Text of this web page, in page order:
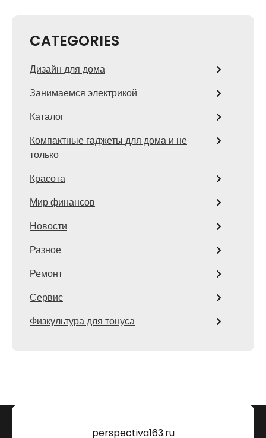
CATEGORIES
Дизайн для дома
Занимаемся электрикой
Каталог
Компактные гаджеты для дома и не
только
Красота
Мир финансов
Новости
Разное
Ремонт
Сервис
Физкультура для тонуса
perspectiva163.ru